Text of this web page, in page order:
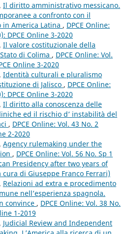
Il diritto amministrativo messicano.
a confronto con il
in America Latina , DPCE Online:
DPCE Online 3-2020
Il valore costituzionale della
di Colima , DPCE Online: Vol.
Online 3-2020
Identità culturali e pluralismo
di Jalisco , DPCE Online:
DPCE Online 3-2020
Il diritto alla conoscenza delle
ed il rischio d’ instabilità del
, DPCE Online: Vol. 43 No. 2
2-2020
Agency rulemaking under the
, DPCE Online: Vol. 56 No. Sp 1
Presidency after two years of
cura di Giuseppe Franco Ferrari)
Relazioni ad extra e procedimento
nell’esperienza spagnola.
convince , DPCE Online: Vol. 38 No.
1-2019
Judicial Review and Independent